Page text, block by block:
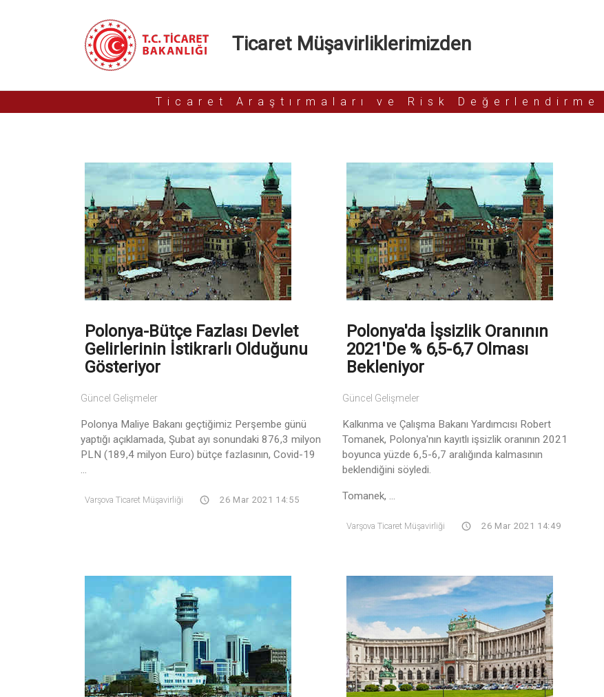
Ticaret Müşavirliklerimizden
Ticaret Araştırmaları ve Risk Değerlendirme
Polonya-Bütçe Fazlası Devlet
Gelirlerinin İstikrarlı Olduğunu
Gösteriyor
Güncel Gelişmeler
Polonya Maliye Bakanı geçtiğimiz Perşembe günü
yaptığı açıklamada, Şubat ayı sonundaki 876,3 milyon
PLN (189,4 milyon Euro) bütçe fazlasının, Covid-19
Varşova Ticaret Müşavirliği 26 Mar 2021 14:55
Polonya'da İşsizlik Oranının
2021'de % 6,5-6,7 Olması
Bekleniyor
Güncel Gelişmeler
Kalkınma ve Çalışma Bakanı Yardımcısı Robert
Tomanek, Polonya'nın kayıtlı işsizlik oranının 2021
boyunca yüzde 6,5-6,7 aralığında kalmasının
beklendiğini söyledi.
Tomanek, ...
Varşova Ticaret Müşavirliği 26 Mar 2021 14:49